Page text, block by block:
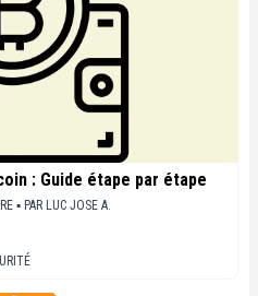
: Guide étape par étape
▪ PAR LUC JOSE A.